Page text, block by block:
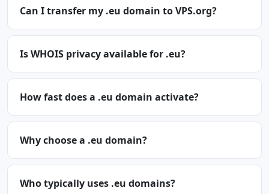
Can I transfer my .eu domain to VPS.org?
Is WHOIS privacy available for .eu?
How fast does a .eu domain activate?
Why choose a .eu domain?
Who typically uses .eu domains?